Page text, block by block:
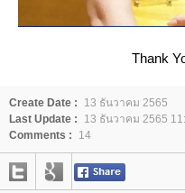
Thank
Create Date :
13 ธันวาคม 2565
Last Update :
13 ธันวาคม 2565
Comments :
14